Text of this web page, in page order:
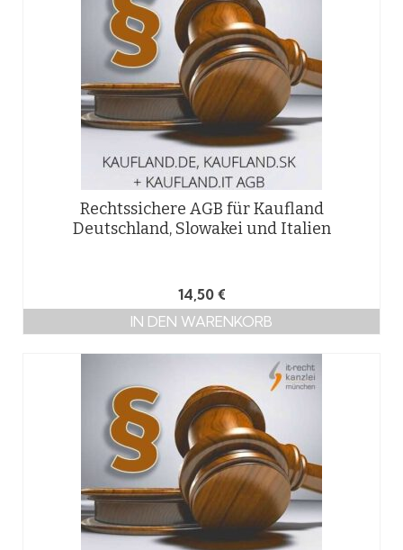
Rechtssichere AGB für Kaufland
Deutschland, Slowakei und Italien
14,50 €
IN DEN WARENKORB